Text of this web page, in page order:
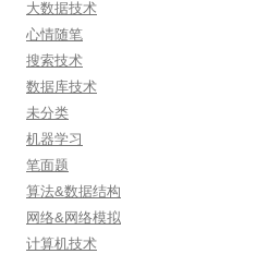
大数据技术
心情随笔
搜索技术
数据库技术
未分类
机器学习
笔面题
算法&数据结构
网络&网络模拟
计算机技术